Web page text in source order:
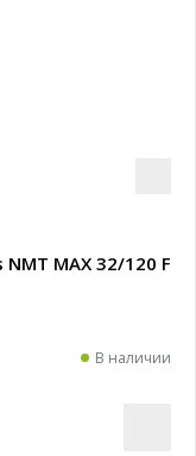
MAX 32/120 F
В наличии